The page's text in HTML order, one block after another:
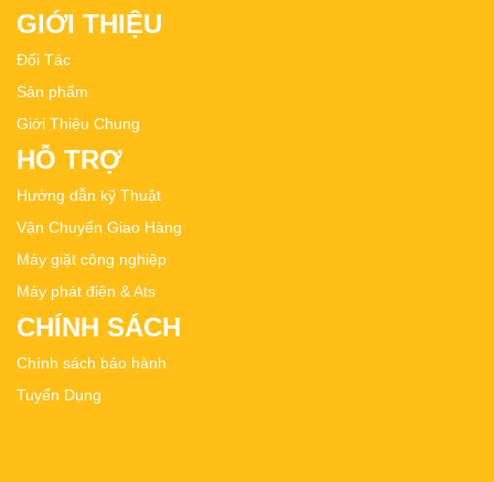
GIỚI THIỆU
Đối Tác
Sản phẩm
Giới Thiệu Chung
HỖ TRỢ
Hướng dẫn kỹ Thuật
Vận Chuyển Giao Hàng
Máy giặt công nghiệp
Máy phát điện & Ats
CHÍNH SÁCH
Chính sách bảo hành
Tuyển Dụng